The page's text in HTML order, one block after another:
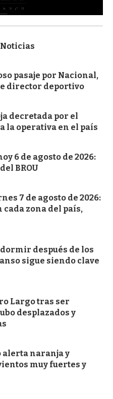
pasaje por Nacional,
director deportivo
decretada por el
la operativa en el país
6 de agosto de 2026:
BROU
7 de agosto de 2026:
cada zona del país,
después de los
sigue siendo clave
Largo tras ser
desplazados y
alerta naranja y
muy fuertes y